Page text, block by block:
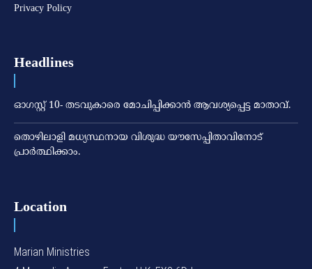
Privacy Policy
Headlines
ഓഗസ്റ്റ് 10- തടവുകാരെ മോചിപ്പിക്കാന്‍ ആവശ്യപ്പെട്ട മാതാവ്.
തൊഴിലാളി മധ്യസ്ഥനായ വിശുദ്ധ യൗസേപ്പിതാവിനോട്
പ്രാര്‍ത്ഥിക്കാം.
Location
Marian Ministries